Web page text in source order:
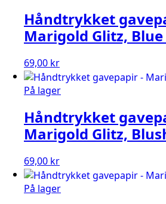
Håndtrykket
Marigold Glitz,
69,00 kr
På lager
Håndtrykket
Marigold Glitz,
69,00 kr
På lager